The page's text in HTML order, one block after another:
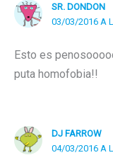
SR. DONDON
03/03/2016 A
Esto es
puta homofobia!!
DJ FARROW
04/03/2016 A